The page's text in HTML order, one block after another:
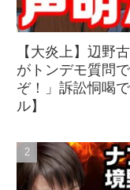
【大炎上】辺野
がトンデモ質問
ぞ！」訴訟恫喝
ル】